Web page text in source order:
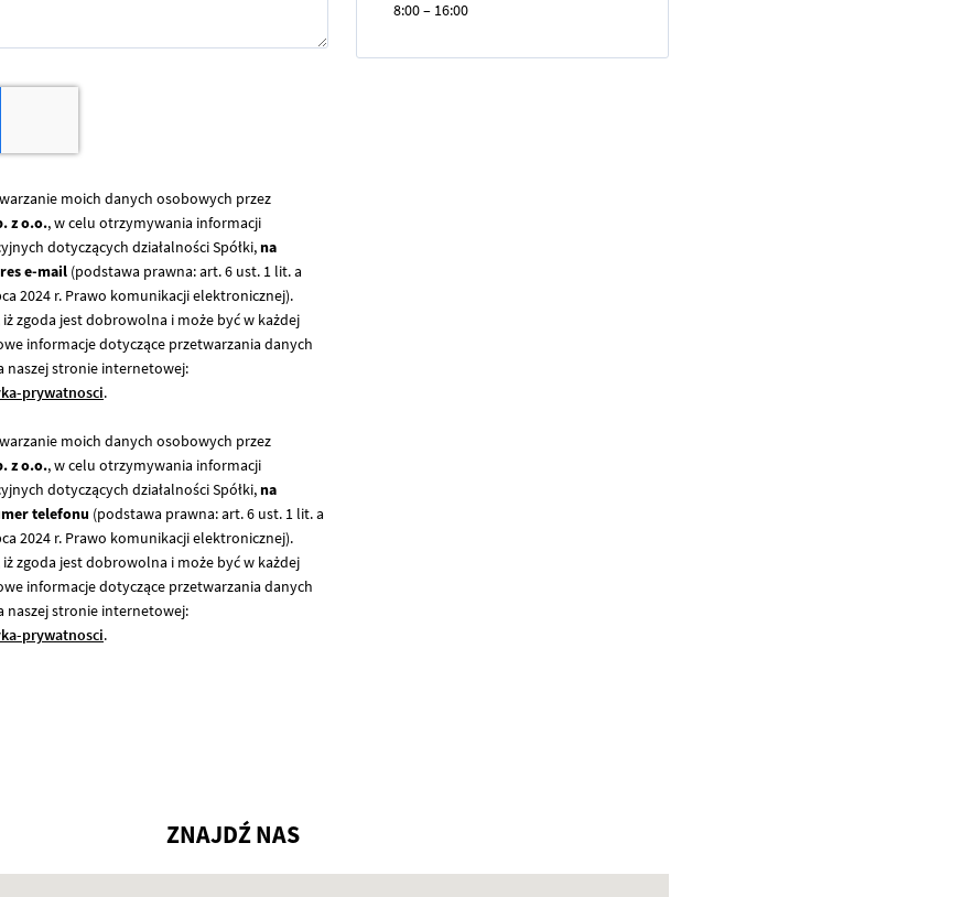
moich danych osobowych przez
z o.o., w celu otrzymywania informacji
dotyczących działalności Spółki, na
e-mail (podstawa prawna: art. 6 ust. 1 lit. a
2024 r. Prawo komunikacji elektronicznej).
zgoda jest dobrowolna i może być w każdej
informacje dotyczące przetwarzania danych
naszej stronie internetowej:
prywatnosci.
moich danych osobowych przez
z o.o., w celu otrzymywania informacji
dotyczących działalności Spółki, na
telefonu (podstawa prawna: art. 6 ust. 1 lit. a
2024 r. Prawo komunikacji elektronicznej).
zgoda jest dobrowolna i może być w każdej
informacje dotyczące przetwarzania danych
naszej stronie internetowej:
prywatnosci.
8:00 – 16:00
ZNAJDŹ NAS